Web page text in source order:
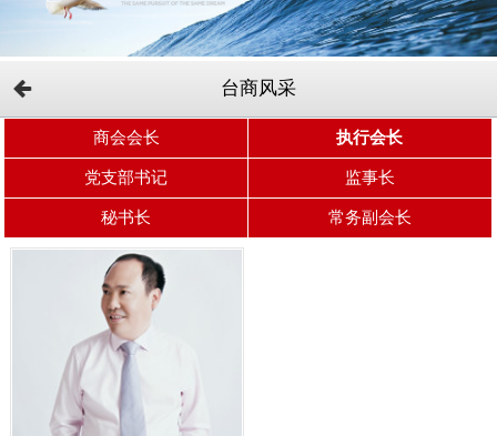
台商风采
商会会长 执行会长
党支部书记 监事长
秘书长 常务副会长